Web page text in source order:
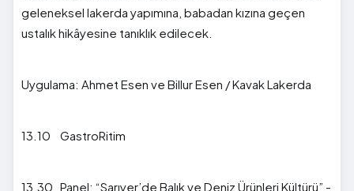
geleneksel lakerda yapımına, babadan kızına geçen
ustalık hikâyesine tanıklık edilecek.
Uygulama: Ahmet Esen ve Billur Esen / Kavak Lakerda
13.10 GastroRitim
13.30 Panel: “Sarıyer’de Balık ve Deniz Ürünleri Kültürü” -